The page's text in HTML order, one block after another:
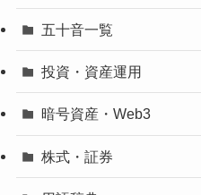
五十音一覧
投資・資産運用
暗号資産・Web3
株式・証券